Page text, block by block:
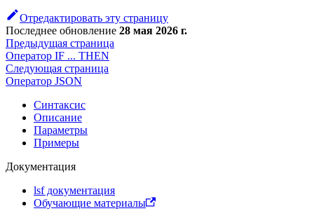
Отредактировать эту страницу
Последнее обновление 28 мая 2026 г.
Предыдущая страница
Оператор IF ... THEN
Следующая страница
Оператор JSON
Синтаксис
Описание
Параметры
Примеры
Документация
lsf документация
Обучающие материалы